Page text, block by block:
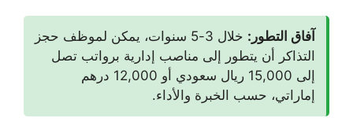
آفاق التطور:
خلال 3-5 سنوات، يمكن لموظف حجز
التذاكر أن يتطور إلى مناصب إدارية برواتب تصل
إلى 15,000 ريال سعودي أو 12,000 درهم
إماراتي، حسب الخبرة والأداء.